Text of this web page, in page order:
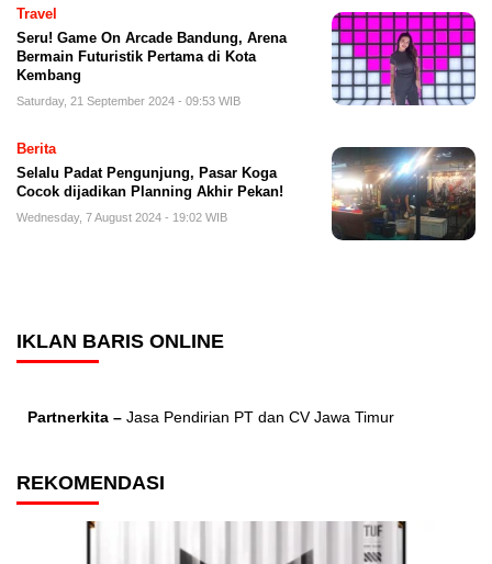
Travel
Seru! Game On Arcade Bandung, Arena
Bermain Futuristik Pertama di Kota
Kembang
Saturday, 21 September 2024 - 09:53 WIB
Berita
Selalu Padat Pengunjung, Pasar Koga
Cocok dijadikan Planning Akhir Pekan!
Wednesday, 7 August 2024 - 19:02 WIB
IKLAN BARIS ONLINE
Partnerkita – Jasa Pendirian PT dan CV Jawa Timur
REKOMENDASI